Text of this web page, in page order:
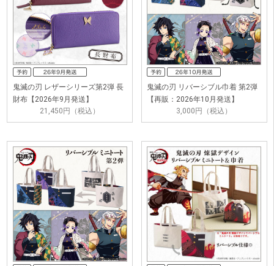
鬼滅の刃 レザーシリーズ第2弾 長
財布【2026年9月発送】
21,450円（税込）
鬼滅の刃 リバーシブル巾着 第2弾
【再販：2026年10月発送】
3,000円（税込）